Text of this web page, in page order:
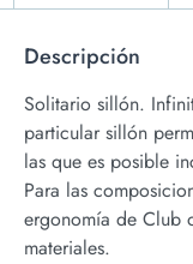
Descripción
Solitario sillón.
particular sillón
las que es posible
Para las
ergonomía de Club
materiales.